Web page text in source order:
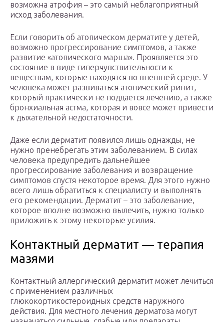
возможна атрофия – это самый неблагоприятный
исход заболевания.
Если говорить об атопическом дерматите у детей,
возможно прогрессирование симптомов, а также
развитие «атопического марша». Проявляется это
состояние в виде гиперчувствительности к
веществам, которые находятся во внешней среде. У
человека может развиваться атопический ринит,
который практически не поддается лечению, а также
бронхиальная астма, которая и вовсе может привести
к дыхательной недостаточности.
Даже если дерматит появился лишь однажды, не
нужно пренебрегать этим заболеванием. В силах
человека предупредить дальнейшее
прогрессирование заболевания и возвращение
симптомов спустя некоторое время. Для этого нужно
всего лишь обратиться к специалисту и выполнять
его рекомендации. Дерматит – это заболевание,
которое вполне возможно вылечить, нужно только
приложить к этому некоторые усилия.
Контактный дерматит — терапия
мазями
Контактный аллергический дерматит может лечиться
с применением различных
глюкокортикостероидных средств наружного
действия. Для местного лечения дерматоза могут